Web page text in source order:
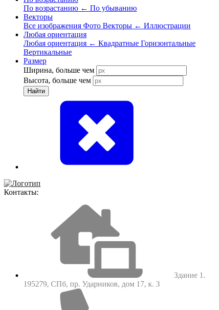
По возрастанию ← По убыванию
Векторы
Все изображения Фото Векторы ← Иллюстрации
Любая ориентация
Любая ориентация ← Квадратные Горизонтальные
Вертикальные
Размер
Ширина, больше чем
Высота, больше чем
Найти
Контакты:
Здание 1.
195279, СПб, пр. Ударников, дом 17, к. 3